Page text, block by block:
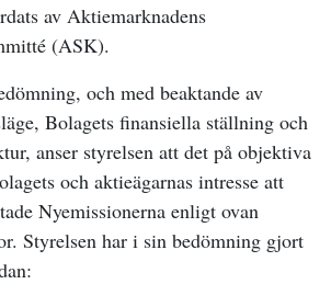
av Aktiemarknadens
(ASK).
och med beaktande av
Bolagets finansiella ställning och
anser styrelsen att det på objektiva
och aktieägarnas intresse att
Nyemissionerna enligt ovan
Styrelsen har i sin bedömning gjort